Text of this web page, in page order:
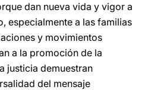
dan nueva vida y vigor a
especialmente a las familias
y movimientos
a la promoción de la
justicia demuestran
del mensaje